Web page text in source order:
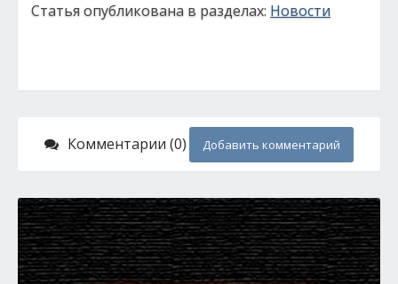
Статья опубликована в разделах: Новости
Комментарии (0) Добавить комментарий